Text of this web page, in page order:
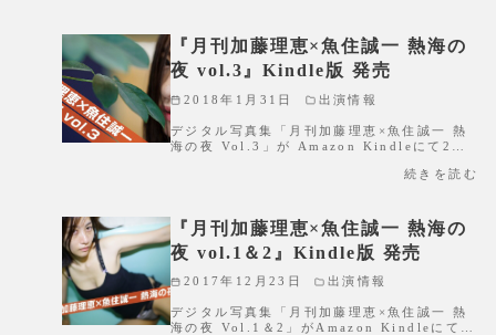
『月刊加藤理恵×魚住誠一 熱海の
夜 vol.3』Kindle版 発売
2018年1月31日 出演情報
デジタル写真集「月刊加藤理恵×魚住誠一 熱
海の夜 Vol.3」が Amazon Kindleにて2…
続きを読む
『月刊加藤理恵×魚住誠一 熱海の
夜 vol.1＆2』Kindle版 発売
2017年12月23日 出演情報
デジタル写真集「月刊加藤理恵×魚住誠一 熱
海の夜 Vol.1＆2」がAmazon Kindleにて…